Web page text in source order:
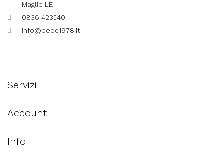
Maglie LE
0836 423540
info@pede1978.it
Servizi
Account
Info